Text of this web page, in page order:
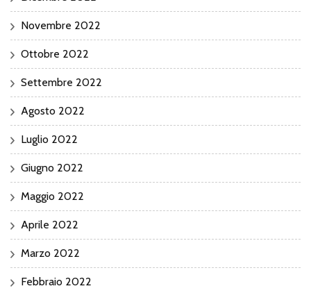
Novembre 2022
Ottobre 2022
Settembre 2022
Agosto 2022
Luglio 2022
Giugno 2022
Maggio 2022
Aprile 2022
Marzo 2022
Febbraio 2022